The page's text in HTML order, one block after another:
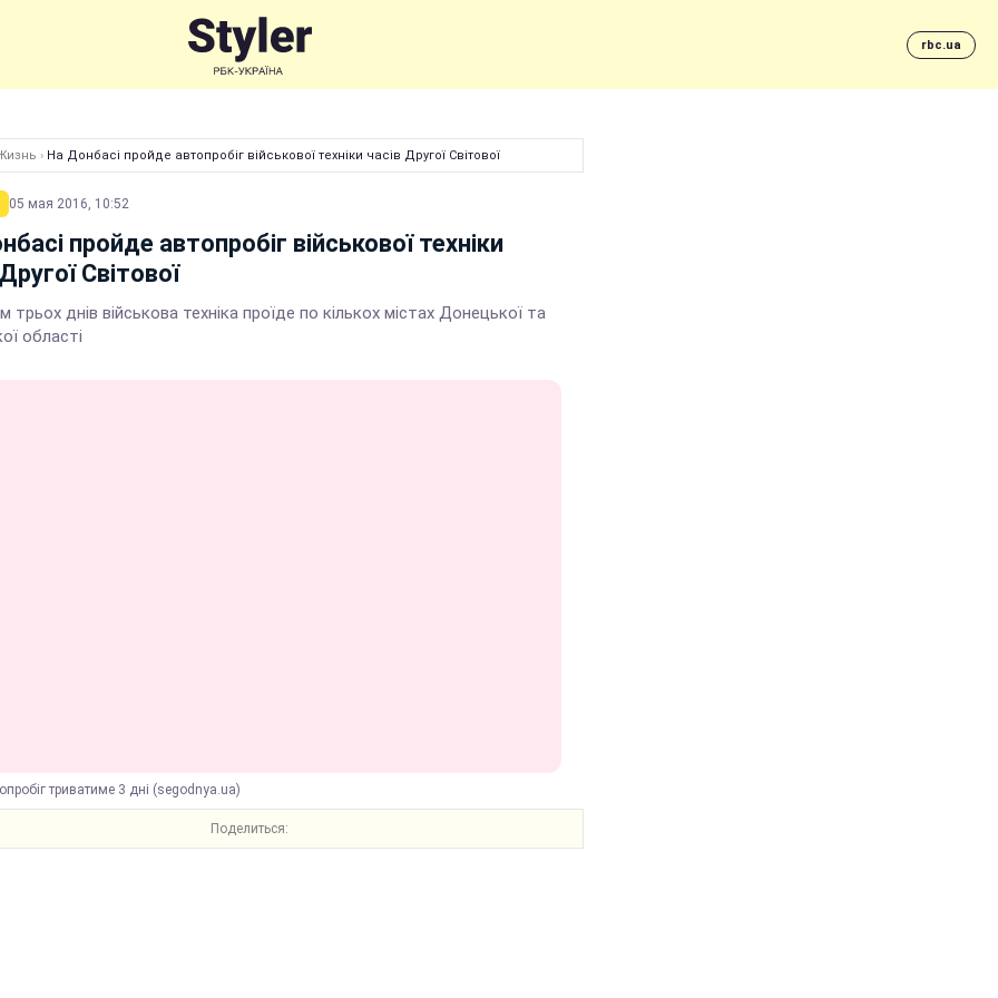
rbc.ua
› На Донбасі пройде автопробіг військової техніки часів Другої Світової
05 мая 2016, 10:52
пройде автопробіг військової техніки
Світової
трьох днів військова техніка проїде по кількох містах Донецької та
області
триватиме 3 дні (segodnya.ua)
Поделиться: